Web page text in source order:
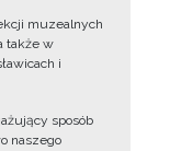
muzealnych
także w
i
sposób
naszego